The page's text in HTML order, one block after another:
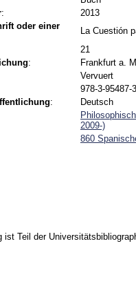
:
2013
oder einer
La Cuestión
21
:
Frankfurt a.
Vervuert
978-3-95487-
:
Deutsch
2009-)
860
ist Teil der